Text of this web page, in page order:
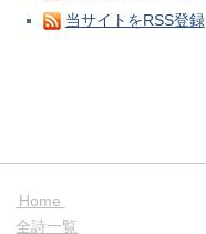
当サイトをRSS登録
Home
全詩一覧